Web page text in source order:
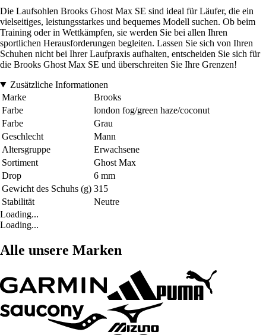
Die Laufsohlen Brooks Ghost Max SE sind ideal für Läufer, die ein
vielseitiges, leistungsstarkes und bequemes Modell suchen. Ob beim
Training oder in Wettkämpfen, sie werden Sie bei allen Ihren
sportlichen Herausforderungen begleiten. Lassen Sie sich von Ihren
Schuhen nicht bei Ihrer Laufpraxis aufhalten, entscheiden Sie sich für
die Brooks Ghost Max SE und überschreiten Sie Ihre Grenzen!
Zusätzliche Informationen
Marke
Brooks
Farbe
london fog/green haze/coconut
Farbe
Grau
Geschlecht
Mann
Altersgruppe
Erwachsene
Sortiment
Ghost Max
Drop
6 mm
Gewicht des Schuhs (g) 315
Stabilität
Neutre
Loading...
Loading...
Alle unsere Marken